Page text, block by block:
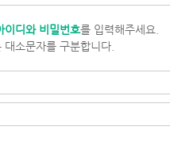
이디와 비밀번호를 입력해주세요.
대소문자를 구분합니다.